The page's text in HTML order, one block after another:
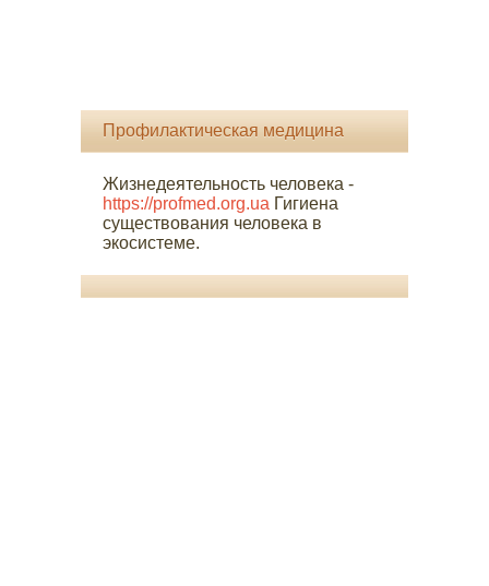
Профилактическая медицина
Жизнедеятельность человека -
https://profmed.org.ua Гигиена
существования человека в
экосистеме.